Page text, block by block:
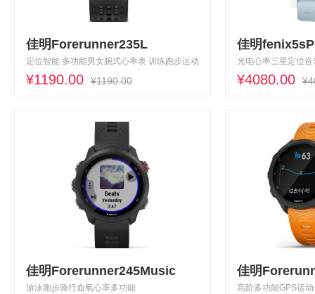
佳明Forerunner235L
定位智能 多功能男女腕式心率表 训练跑步运动
手表
¥1190.00 ¥1190.00
佳明
光电心率三星定位
飞5s
¥4080.00
佳明Forerunner245Music
游泳跑步骑行血氧心率多功能
佳明
高阶多功能GPS运